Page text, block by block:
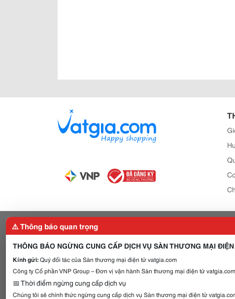
⚠️ Thông báo quan trọng
THÔNG BÁO NGỪNG CUNG CẤP DỊCH VỤ SÀN THƯƠNG MẠI
Kính gửi:Quý đối tác của Sàn thương mại điện tử vatgia.com
Công ty Cổ phần VNP Group – Đơn vị vận hành Sàn thương mại điện tử
📅 Thời điểm ngừng cung cấp dịch vụ
Chúng tôi sẽ chính thức ngừng cung cấp dịch vụ Sàn thương mại điện tử